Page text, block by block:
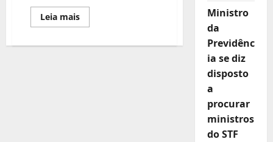
Leia maisLeia
mais
SOLIDARIEDADE
Ministro
da
Previdênc
ia se diz
disposto
a
procurar
ministros
do STF